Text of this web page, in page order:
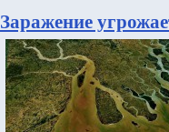
Заражение